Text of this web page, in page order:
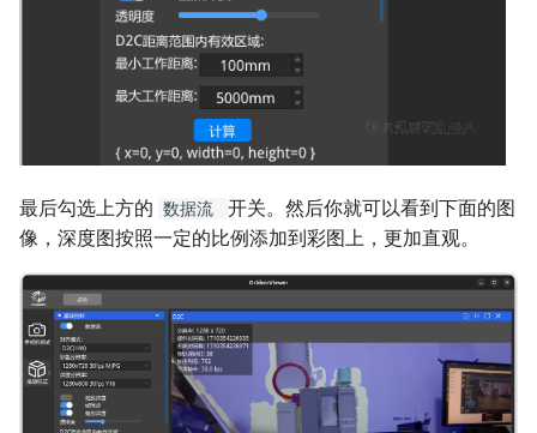
最后勾选上方的 数据流
开关。然后你就可以看到下面的图
像，深度图按照一定的比例添加到彩图上，更加直观。